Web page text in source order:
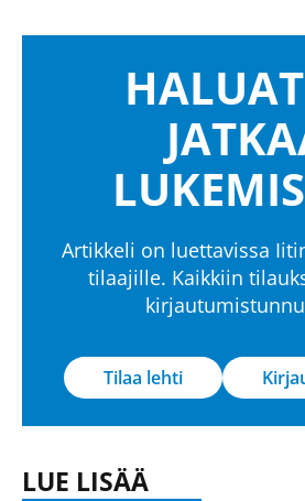
Artikkeli on luettavissa
tilaajille. Kaikkiin
Tilaa lehti
LUE LISÄÄ